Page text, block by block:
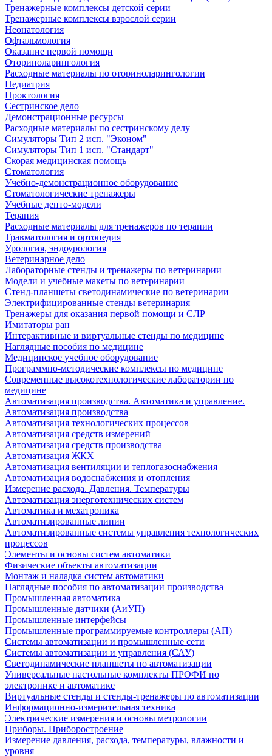
Тренажерные комплексы детской серии
Тренажерные комплексы взрослой серии
Неонатология
Офтальмология
Оказание первой помощи
Оториноларингология
Расходные материалы по оториноларингологии
Педиатрия
Проктология
Сестринское дело
Демонстрационные ресурсы
Расходные материалы по сестринскому делу
Симуляторы Тип 2 исп. "Эконом"
Симуляторы Тип 1 исп. "Стандарт"
Скорая медицинская помощь
Стоматология
Учебно-демонстрационное оборудование
Стоматологические тренажеры
Учебные денто-модели
Терапия
Расходные материалы для тренажеров по терапии
Травматология и ортопедия
Урология, эндоурология
Ветеринарное дело
Лабораторные стенды и тренажеры по ветеринарии
Модели и учебные макеты по ветеринарии
Стенд-планшеты светодинамические по ветеринарии
Электрифицированные стенды ветеринария
Тренажеры для оказания первой помощи и СЛР
Имитаторы ран
Интерактивные и виртуальные стенды по медицине
Наглядные пособия по медицине
Медицинское учебное оборудование
Программно-методические комплексы по медицине
Современные высокотехнологические лаборатории по
медицине
Автоматизация производства. Автоматика и управление.
Автоматизация производства
Автоматизация технологических процессов
Автоматизация средств измерений
Автоматизация средств производства
Автоматизация ЖКХ
Автоматизация вентиляции и теплогазоснабжения
Автоматизация водоснабжения и отопления
Измерение расхода. Давления. Температуры
Автоматизация энерготехнических систем
Автоматика и мехатроника
Автоматизированные линии
Автоматизированные системы управления технологических
процессов
Элементы и основы систем автоматики
Физические объекты автоматизации
Монтаж и наладка систем автоматики
Наглядные пособия по автоматизации производства
Промышленная автоматика
Промышленные датчики (АиУП)
Промышленные интерфейсы
Промышленные программируемые контроллеры (АП)
Системы автоматизации и промышленные сети
Системы автоматизации и управления (САУ)
Светодинамические планшеты по автоматизации
Универсальные настольные комплекты ПРОФИ по
электронике и автоматике
Виртуальные стенды и стенды-тренажеры по автоматизации
Информационно-измерительная техника
Электрические измерения и основы метрологии
Приборы. Приборостроение
Измерение давления, расхода, температуры, влажности и
уровня